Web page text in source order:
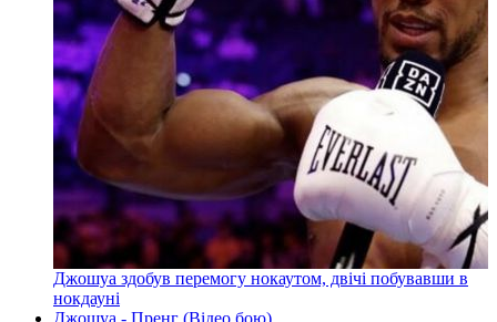
Джошуа здобув перемогу нокаутом, двічі побувавши в
нокдауні
Джошуа - Пренг (Відео бою)